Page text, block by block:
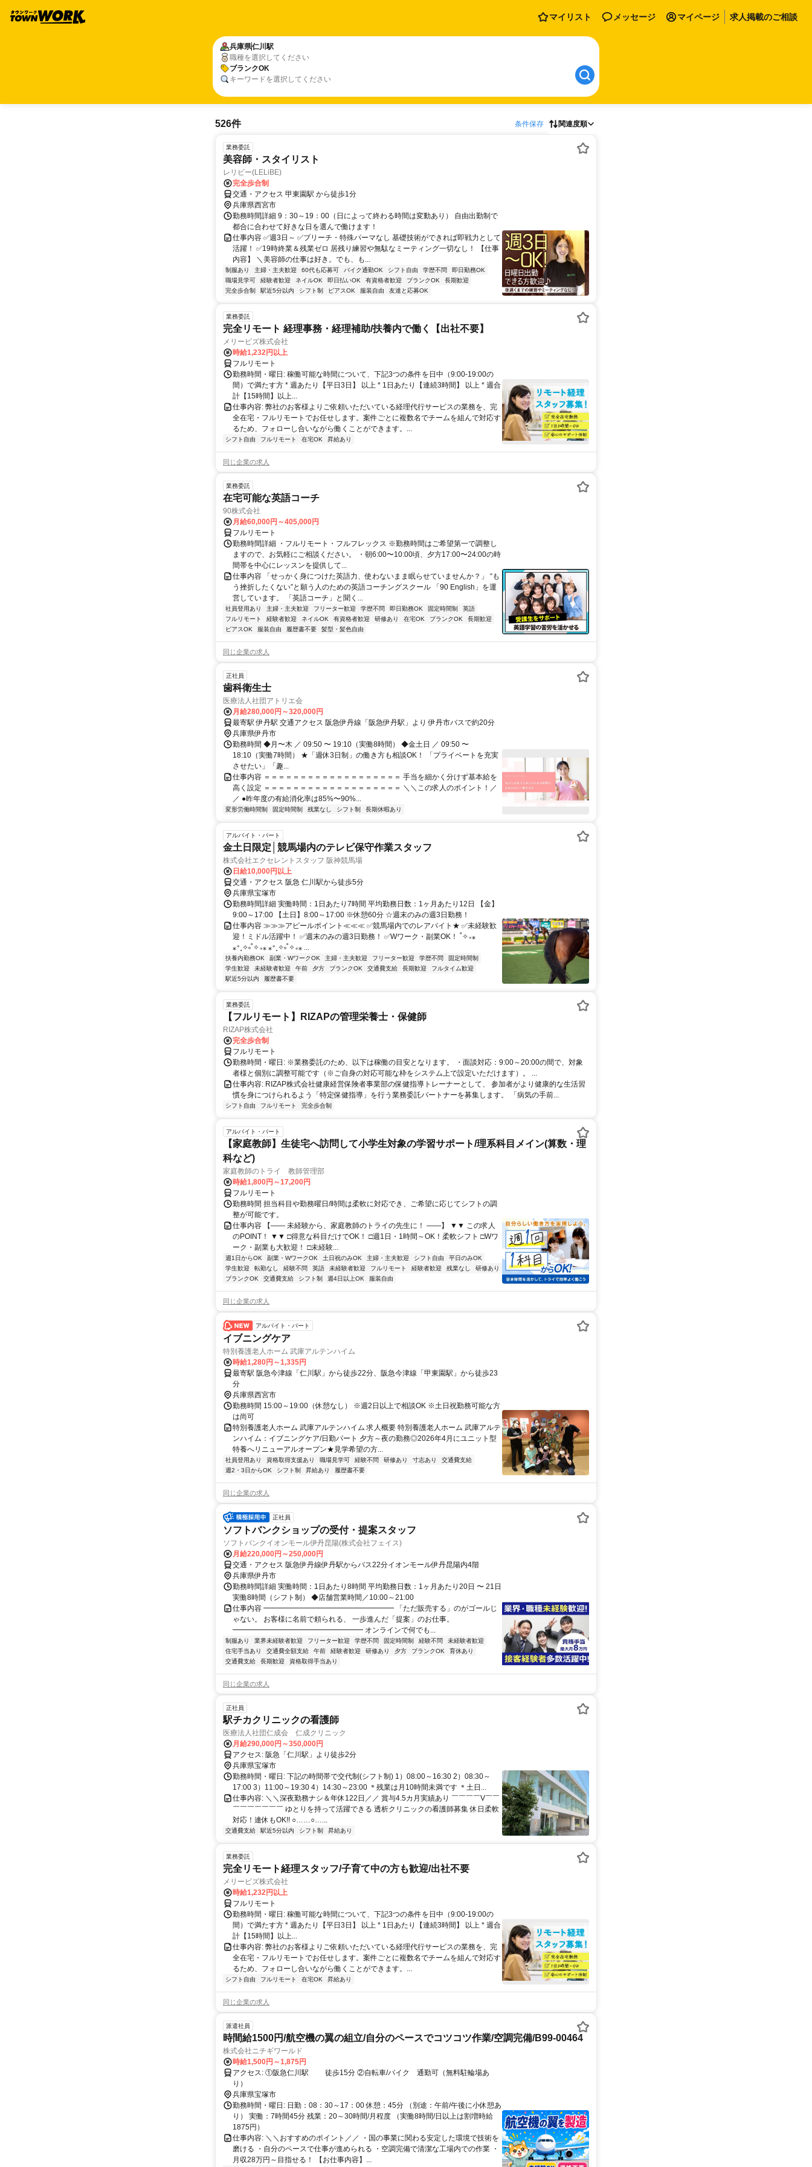
マイリスト メッセージ マイページ 求人掲載のご相談
兵庫県仁川駅
職種を選択してください
ブランクOK
キーワードを選択してください
526件 条件保存 関連度順
業務委託
美容師・スタイリスト
レリビー(LELiBE)
完全歩合制
交通・アクセス 甲東園駅 から徒歩1分
兵庫県西宮市
勤務時間詳細 9：30～19：00（日によって終わる時間は変動あり） 自由出勤制で
都合に合わせて好きな日を選んで働けます！
仕事内容 ✅週3日～ ✅ブリーチ・特殊パーマなし 基礎技術ができれば即戦力として
活躍！ ✅19時終業＆残業ゼロ 居残り練習や無駄なミーティング一切なし！ 【仕事
内容】 ＼美容師の仕事は好き。でも、も...
制服あり 主婦・主夫歓迎 60代も応募可 バイク通勤OK シフト自由 学歴不問
即日勤務OK
職場見学可
経験者歓迎 ネイルOK 即日払いOK 有資格者歓迎 ブランクOK
長期歓迎
完全歩合制
駅近5分以内 シフト制 ピアスOK 服装自由 友達と応募OK
業務委託
完全リモート 経理事務・経理補助/扶養内で働く【出社不要】
メリービズ株式会社
時給1,232円以上
フルリモート
勤務時間・曜日: 稼働可能な時間について、下記3つの条件を日中（9:00-19:00の
間）で満たす方 * 週あたり【平日3日】 以上 * 1日あたり【連続3時間】 以上 * 週合
計【15時間】以上...
仕事内容: 弊社のお客様よりご依頼いただいている経理代行サービスの業務を、完
全在宅・フルリモートでお任せします。案件ごとに複数名でチームを組んで対応す
るため、フォローし合いながら働くことができます。...
シフト自由 フルリモート 在宅OK 昇給あり
同じ企業の求人
業務委託
在宅可能な英語コーチ
90株式会社
月給60,000円～405,000円
フルリモート
勤務時間詳細 ・フルリモート・フルフレックス ※勤務時間はご希望第一で調整し
ますので、お気軽にご相談ください。 ・朝6:00〜10:00頃、夕方17:00〜24:00の時
間帯を中心にレッスンを提供して...
仕事内容 「せっかく身につけた英語力、使わないまま眠らせていませんか？」 “も
う挫折したくない”と願う人のための英語コーチングスクール 「90 English」を運
営しています。 「英語コーチ」と聞く...
社員登用あり 主婦・主夫歓迎 フリーター歓迎 学歴不問 即日勤務OK 固定時間制
英語
フルリモート
経験者歓迎 ネイルOK 有資格者歓迎 研修あり 在宅OK ブランクOK
長期歓迎
ピアスOK
服装自由 履歴書不要 髪型・髪色自由
同じ企業の求人
正社員
歯科衛生士
医療法人社団アトリエ会
月給280,000円～320,000円
最寄駅 伊丹駅 交通アクセス 阪急伊丹線「阪急伊丹駅」より 伊丹市バスで約20分
兵庫県伊丹市
勤務時間 ◆月〜木 ／ 09:50 〜 19:10（実働8時間） ◆金土日 ／ 09:50 〜
18:10（実働7時間） ★「週休3日制」の働き方も相談OK！ 「プライベートを充実
させたい」「趣...
仕事内容 ＝＝＝＝＝＝＝＝＝＝＝＝＝＝＝＝＝＝＝ 手当を細かく分けず基本給を
高く設定 ＝＝＝＝＝＝＝＝＝＝＝＝＝＝＝＝＝＝＝ ＼＼この求人のポイント！／
／ ●昨年度の有給消化率は85%〜90%...
変形労働時間制 固定時間制 残業なし シフト制 長期休暇あり
アルバイト・パート
金土日限定│競馬場内のテレビ保守作業スタッフ
株式会社エクセレントスタッフ 阪神競馬場
日給10,000円以上
交通・アクセス 阪急 仁川駅から徒歩5分
兵庫県宝塚市
勤務時間詳細 実働時間：1日あたり7時間 平均勤務日数：1ヶ月あたり12日 【金】
9:00～17:00 【土日】8:00～17:00 ※休憩60分 ☆週末のみの週3日勤務！
仕事内容 ≫≫≫アピールポイント≪≪≪ ✅競馬場内でのレアバイト★ ✅未経験歓
迎！ミドル活躍中！ ✅週末のみの週3日勤務！ ✅Wワーク・副業OK！ ˚✧₊⁎
⁎⁺˳✧༚˚✧₊⁎ ⁎⁺˳✧༚˚✧₊⁎ ...
扶養内勤務OK 副業・WワークOK 主婦・主夫歓迎 フリーター歓迎 学歴不問
固定時間制
学生歓迎
未経験者歓迎 午前 夕方 ブランクOK 交通費支給 長期歓迎
フルタイム歓迎
駅近5分以内
履歴書不要
業務委託
【フルリモート】RIZAPの管理栄養士・保健師
RIZAP株式会社
完全歩合制
フルリモート
勤務時間・曜日: ※業務委託のため、以下は稼働の目安となります。 ・面談対応：9:00～20:00の間で、対象
者様と個別に調整可能です（※ご自身の対応可能な枠をシステム上で設定いただけます）。 ...
仕事内容: RIZAP株式会社健康経営保険者事業部の保健指導トレーナーとして、 参加者がより健康的な生活習
慣を身につけられるよう「特定保健指導」を行う業務委託パートナーを募集します。 「病気の手前...
シフト自由 フルリモート 完全歩合制
アルバイト・パート
【家庭教師】生徒宅へ訪問して小学生対象の学習サポート/理系科目メイン(算数・理
科など)
家庭教師のトライ 教師管理部
時給1,800円～17,200円
フルリモート
勤務時間 担当科目や勤務曜日/時間は柔軟に対応でき、ご希望に応じてシフトの調
整が可能です。
仕事内容 【―― 未経験から、家庭教師のトライの先生に！ ――】 ▼▼ この求人
のPOINT！ ▼▼ □得意な科目だけでOK！ □週1日・1時間～OK！柔軟シフト □Wワ
ーク・副業も大歓迎！ □未経験...
週1日からOK 副業・WワークOK 土日祝のみOK 主婦・主夫歓迎 シフト自由
平日のみOK
学生歓迎
転勤なし 経験不問 英語 未経験者歓迎 フルリモート 経験者歓迎 残業なし
研修あり
ブランクOK
交通費支給 シフト制 週4日以上OK 服装自由
同じ企業の求人
アルバイト・パート
イブニングケア
特別養護老人ホーム 武庫アルテンハイム
時給1,280円～1,335円
最寄駅 阪急今津線「仁川駅」から徒歩22分、阪急今津線「甲東園駅」から徒歩23
分
兵庫県西宮市
勤務時間 15:00～19:00（休憩なし） ※週2日以上で相談OK ※土日祝勤務可能な方
は尚可
特別養護老人ホーム 武庫アルテンハイム 求人概要 特別養護老人ホーム 武庫アルテ
ンハイム：イブニングケア/日勤パート 夕方～夜の勤務◎2026年4月にユニット型
特養へリニューアルオープン★見学希望の方...
社員登用あり 資格取得支援あり 職場見学可 経験不問 研修あり 寸志あり
交通費支給
週2・3日からOK
シフト制 昇給あり 履歴書不要
同じ企業の求人
正社員
ソフトバンクショップの受付・提案スタッフ
ソフトバンクイオンモール伊丹昆陽(株式会社フェイス)
月給220,000円～250,000円
交通・アクセス 阪急伊丹線伊丹駅からバス22分イオンモール伊丹昆陽内4階
兵庫県伊丹市
勤務時間詳細 実働時間：1日あたり8時間 平均勤務日数：1ヶ月あたり20日 〜 21日
実働8時間（シフト制） ◆店舗営業時間／10:00～21:00
仕事内容 ━━━━━━━━━━━━━━━━━━ 「ただ販売する」のがゴールじ
ゃない。 お客様に名前で頼られる、 一歩進んだ「提案」のお仕事。
━━━━━━━━━━━━━━━━━━ オンラインで何でも...
制服あり 業界未経験者歓迎 フリーター歓迎 学歴不問 固定時間制 経験不問
未経験者歓迎
住宅手当あり
交通費全額支給 午前 経験者歓迎 研修あり 夕方 ブランクOK
育休あり
交通費支給
長期歓迎 資格取得手当あり
同じ企業の求人
正社員
駅チカクリニックの看護師
医療法人社団仁成会 仁成クリニック
月給290,000円～350,000円
アクセス: 阪急「仁川駅」より徒歩2分
兵庫県宝塚市
勤務時間・曜日: 下記の時間帯で交代制(シフト制) 1）08:00～16:30 2）08:30～
17:00 3）11:00～19:30 4）14:30～23:00 ＊残業は月10時間未満です ＊土日...
仕事内容: ＼＼深夜勤務ナシ＆年休122日／／ 賞与4.5カ月実績あり ￣￣￣￣V￣￣
￣￣￣￣￣￣￣ ゆとりを持って活躍できる 透析クリニックの看護師募集 休日柔軟
対応！連休もOK!! ○……○…...
交通費支給 駅近5分以内 シフト制 昇給あり
業務委託
完全リモート経理スタッフ/子育て中の方も歓迎/出社不要
メリービズ株式会社
時給1,232円以上
フルリモート
勤務時間・曜日: 稼働可能な時間について、下記3つの条件を日中（9:00-19:00の
間）で満たす方 * 週あたり【平日3日】 以上 * 1日あたり【連続3時間】 以上 * 週合
計【15時間】以上...
仕事内容: 弊社のお客様よりご依頼いただいている経理代行サービスの業務を、完
全在宅・フルリモートでお任せします。案件ごとに複数名でチームを組んで対応す
るため、フォローし合いながら働くことができます。...
シフト自由 フルリモート 在宅OK 昇給あり
同じ企業の求人
派遣社員
時間給1500円/航空機の翼の組立/自分のペースでコツコツ作業/空調完備/B99-00464
株式会社ニチギワールド
時給1,500円～1,875円
アクセス: ①阪急仁川駅 徒歩15分 ②自転車/バイク 通勤可（無料駐輪場あ
り）
兵庫県宝塚市
勤務時間・曜日: 日勤：08：30～17：00 休憩：45分 （別途：午前/午後に小休憩あ
り） 実働：7時間45分 残業：20～30時間/月程度 （実働8時間/日以上は割増時給
1875円）
仕事内容: ＼＼おすすめのポイント／／ ・国の事業に関わる安定した環境で技術を
磨ける ・自分のペースで仕事が進められる ・空調完備で清潔な工場内での作業 ・
月収28万円～目指せる！ 【お仕事内容】...